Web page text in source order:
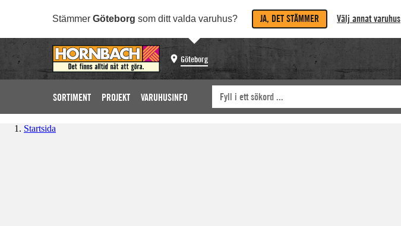
Stämmer Göteborg som ditt valda varuhus? JA, DET STÄMMER Välj annat varuhus
Göteborg
SORTIMENT PROJEKT VARUHUSINFO
Startsida